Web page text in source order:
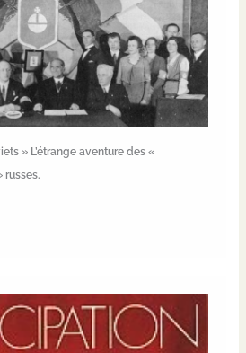
» L’étrange aventure des «
russes.